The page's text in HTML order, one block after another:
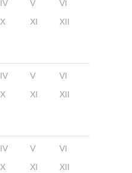
IV V
VI
X XI XII
IV V
VI
X XI XII
IV V
VI
X XI XII